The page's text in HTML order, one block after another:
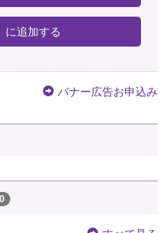
に追加する
バナー広告お申込み
0